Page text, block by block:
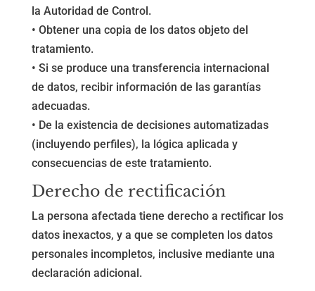
la Autoridad de Control.
• Obtener una copia de los datos objeto del
tratamiento.
• Si se produce una transferencia internacional
de datos, recibir información de las garantías
adecuadas.
• De la existencia de decisiones automatizadas
(incluyendo perfiles), la lógica aplicada y
consecuencias de este tratamiento.
Derecho de rectificación
La persona afectada tiene derecho a rectificar los
datos inexactos, y a que se completen los datos
personales incompletos, inclusive mediante una
declaración adicional.